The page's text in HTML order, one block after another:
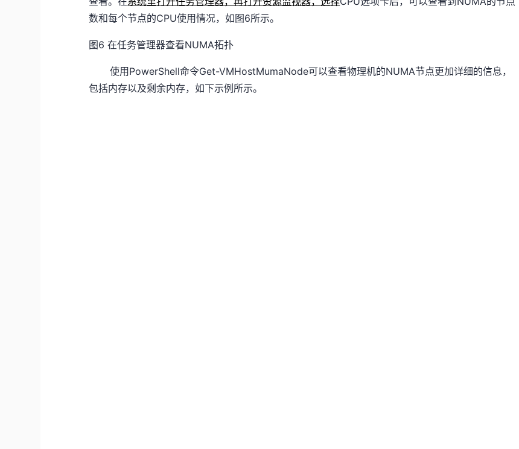
数和每个节点的CPU使用情况，如图6所示。
图6 在任务管理器查看NUMA拓扑
使用PowerShell命令Get-VMHostMumaNode可以查看物理机的NUMA节点更加详细的信息，
包括内存以及剩余内存，如下示例所示。